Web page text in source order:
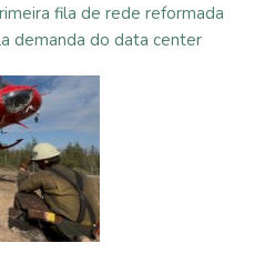
fila de rede reformada
demanda do data center